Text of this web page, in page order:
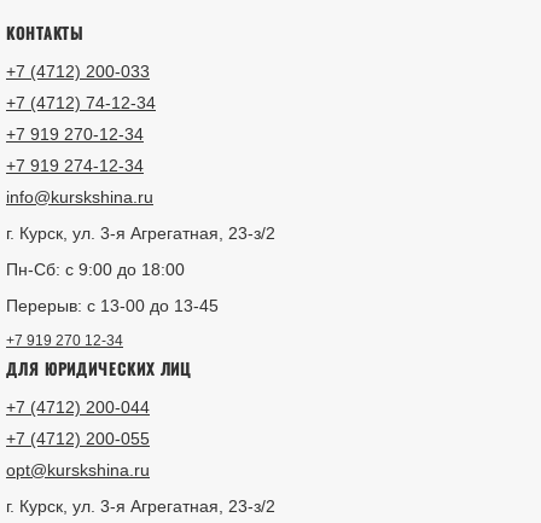
КОНТАКТЫ
+7 (4712) 200-033
+7 (4712) 74-12-34
+7 919 270-12-34
+7 919 274-12-34
info@kurskshina.ru
г. Курск, ул. 3-я Агрегатная, 23-з/2
Пн-Сб: с 9:00 до 18:00
Перерыв: с 13-00 до 13-45
+7 919 270 12-34
ДЛЯ ЮРИДИЧЕСКИХ ЛИЦ
+7 (4712) 200-044
+7 (4712) 200-055
opt@kurskshina.ru
г. Курск, ул. 3-я Агрегатная, 23-з/2